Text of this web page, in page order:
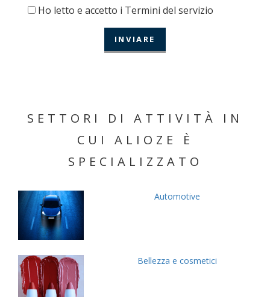
Ho letto e accetto i Termini del servizio
SETTORI DI ATTIVITÀ IN
CUI ALIOZE È
SPECIALIZZATO
Automotive
Bellezza e cosmetici